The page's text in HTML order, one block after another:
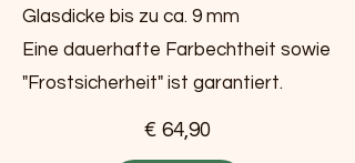
Glasdicke bis zu ca. 9 mm
Eine dauerhafte Farbechtheit sowie
"Frostsicherheit" ist garantiert.
€ 64,90